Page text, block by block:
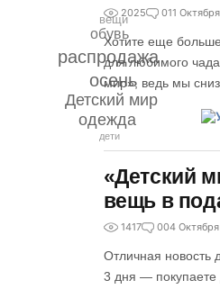
осень
распродажа
Детский мир
одежда
обувь
вещи
дети
2025 011
Хотите еще
для любимого
мир», ведь мы
«Детский
вещь в
1417 004
Отличная новость
3 дня — покупаете